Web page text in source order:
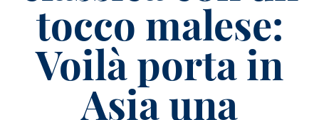
tocco malese:
Voilà porta in
Asia una